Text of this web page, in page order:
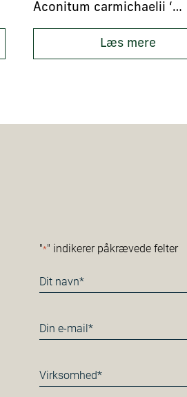
Aconitum carmichaelii ‘Fischeri’
Læs mere
"*" indikerer påkrævede felter
Navn
*
E-
mail
Virksomhed*
*